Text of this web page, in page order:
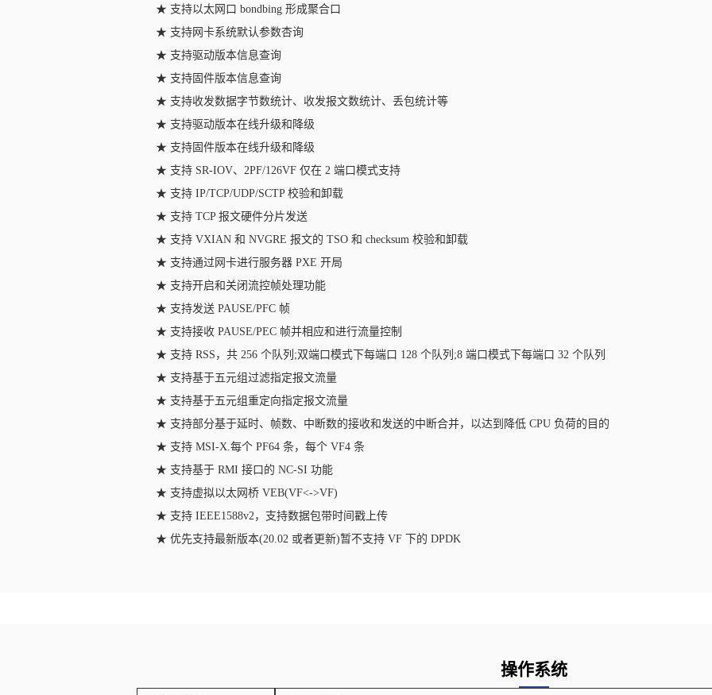
★ 支持以太网口 bondbing 形成聚合口
★ 支持网卡系统默认参数杏询
★ 支持驱动版本信息查询
★ 支持固件版本信息查询
★ 支持收发数据字节数统计、收发报文数统计、丢包统计等
★ 支持驱动版本在线升级和降级
★ 支持固件版本在线升级和降级
★ 支持 SR-IOV、2PF/126VF 仅在 2 端口模式支持
★ 支持 IP/TCP/UDP/SCTP 校验和卸载
★ 支持 TCP 报文硬件分片发送
★ 支持 VXIAN 和 NVGRE 报文的 TSO 和 checksum 校验和卸载
★ 支持通过网卡进行服务器 PXE 开局
★ 支持开启和关闭流控帧处理功能
★ 支持发送 PAUSE/PFC 帧
★ 支持接收 PAUSE/PEC 帧并相应和进行流量控制
★ 支持 RSS，共 256 个队列;双端口模式下每端口 128 个队列;8 端口模式下每端口 32 个队列
★ 支持基于五元组过滤指定报文流量
★ 支持基于五元组重定向指定报文流量
★ 支持部分基于延时、帧数、中断数的接收和发送的中断合并，以达到降低 CPU 负荷的目的
★ 支持 MSI-X.每个 PF64 条，每个 VF4 条
★ 支持基于 RMI 接口的 NC-SI 功能
★ 支持虚拟以太网桥 VEB(VF<->VF)
★ 支持 IEEE1588v2，支持数据包带时间戳上传
★ 优先支持最新版本(20.02 或者更新)暂不支持 VF 下的 DPDK
操作系统